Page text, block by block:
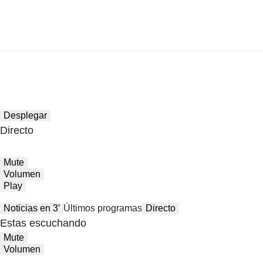
Desplegar
Directo
Mute
Volumen
Play
Noticias en 3′ Últimos programas Directo
Estas escuchando
Mute
Volumen